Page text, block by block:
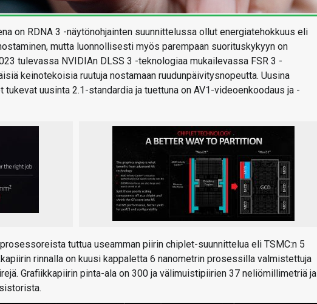
on RDNA 3 -näytönohjainten suunnittelussa ollut energiatehokkuus eli
mutta luonnollisesti myös parempaan suorituskykyyn on
tulevassa NVIDIAn DLSS 3 -teknologiaa mukailevassa FSR 3 -
keinotekoisia ruutuja nostamaan ruudunpäivitysnopeutta. Uusina
uusinta 2.1-standardia ja tuettuna on AV1-videoenkoodaus ja -
tuttua useamman piirin chiplet-suunnittelua eli TSMC:n 5
rinnalla on kuusi kappaletta 6 nanometrin prosessilla valmistettuja
Grafiikkapiirin pinta-ala on 300 ja välimuistipiirien 37 neliömillimetriä ja